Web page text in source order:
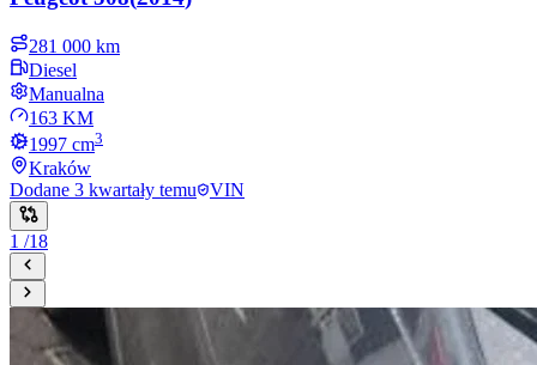
281 000 km
Diesel
Manualna
163 KM
1997 cm3
Kraków
Dodane 3 kwartały temu VIN
1 /18